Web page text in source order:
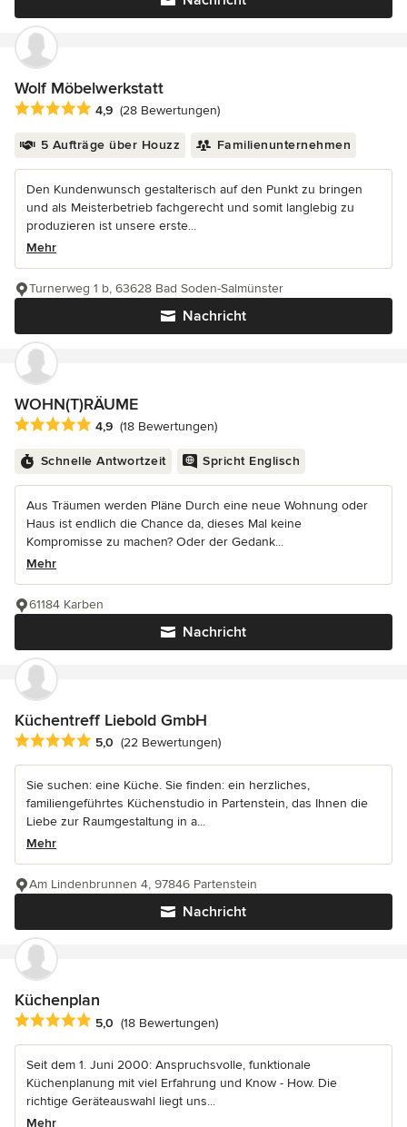
Wolf Möbelwerkstatt
Durchschnittliche Bewertung: 4.9 von 5 Sternen
4,9 (28 Bewertungen)
5 Aufträge über Houzz Familienunternehmen
Den Kundenwunsch gestalterisch auf den Punkt zu bringen
und als Meisterbetrieb fachgerecht und somit langlebig zu
produzieren ist unsere erste...
Mehr
Nachricht
Turnerweg 1 b, 63628 Bad Soden-Salmünster
WOHN(T)RÄUME
Durchschnittliche Bewertung: 4.9 von 5 Sternen
4,9 (18 Bewertungen)
Schnelle Antwortzeit Spricht Englisch
Aus Träumen werden Pläne Durch eine neue Wohnung oder
Haus ist endlich die Chance da, dieses Mal keine
Kompromisse zu machen? Oder der Gedank...
Mehr
Nachricht
61184 Karben
Küchentreff Liebold GmbH
Durchschnittliche Bewertung: 5 von 5 Sternen
5,0 (22 Bewertungen)
Sie suchen: eine Küche. Sie finden: ein herzliches,
familiengeführtes Küchenstudio in Partenstein, das Ihnen die
Liebe zur Raumgestaltung in a...
Mehr
Nachricht
Am Lindenbrunnen 4, 97846 Partenstein
Küchenplan
Durchschnittliche Bewertung: 5 von 5 Sternen
5,0 (18 Bewertungen)
Seit dem 1. Juni 2000: Anspruchsvolle, funktionale
Küchenplanung mit viel Erfahrung und Know - How. Die
richtige Geräteauswahl liegt uns...
Mehr